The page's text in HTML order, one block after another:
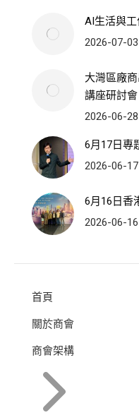
AI生活與
2026-07-03
大灣區廠
講座研討會
2026-06-28
6月17日專
2026-06-17
6月16日香
2026-06-16
首頁
關於商會
商會架構